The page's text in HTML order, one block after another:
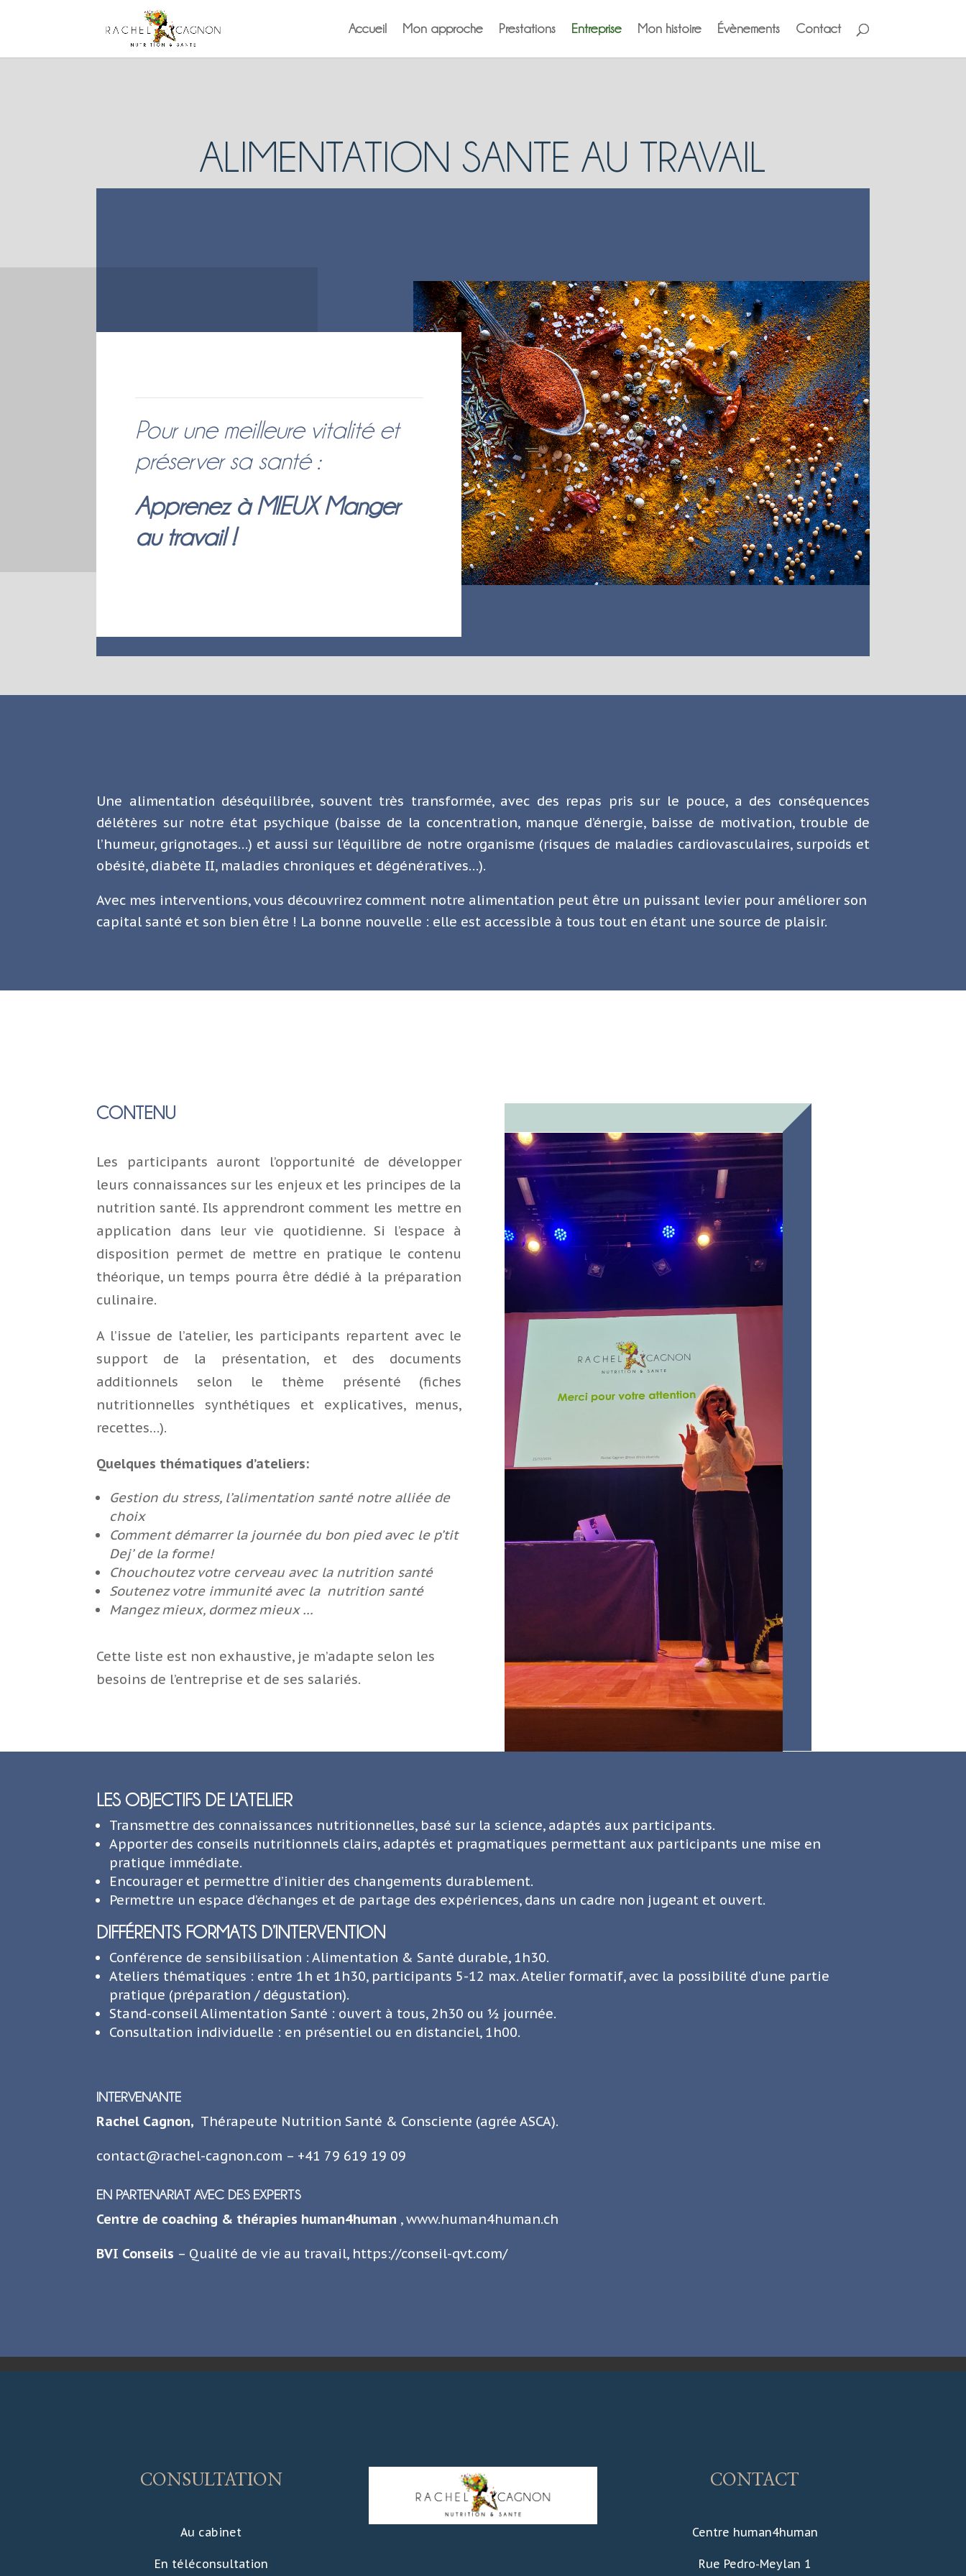
Accueil Mon approche Prestations Entreprise Mon histoire Évènements Contact
ALIMENTATION SANTE AU TRAVAIL
Pour une meilleure vitalité et
préserver sa santé :
Apprenez à MIEUX Manger
au travail !
Une alimentation déséquilibrée, souvent très transformée, avec des repas pris sur le pouce, a des conséquences
délétères sur notre état psychique (baisse de la concentration, manque d’énergie, baisse de motivation, trouble de
l’humeur, grignotages…) et aussi sur l’équilibre de notre organisme (risques de maladies cardiovasculaires, surpoids et
obésité, diabète II, maladies chroniques et dégénératives…).
Avec mes interventions, vous découvrirez comment notre alimentation peut être un puissant levier pour améliorer son
capital santé et son bien être ! La bonne nouvelle : elle est accessible à tous tout en étant une source de plaisir.
CONTENU
Les participants auront l’opportunité de développer
leurs connaissances sur les enjeux et les principes de la
nutrition santé. Ils apprendront comment les mettre en
application dans leur vie quotidienne. Si l’espace à
disposition permet de mettre en pratique le contenu
théorique, un temps pourra être dédié à la préparation
culinaire.
A l’issue de l’atelier, les participants repartent avec le
support de la présentation, et des documents
additionnels selon le thème présenté (fiches
nutritionnelles synthétiques et explicatives, menus,
recettes…).
Quelques thématiques d’ateliers:
Gestion du stress, l’alimentation santé notre alliée de
choix
Comment démarrer la journée du bon pied avec le p’tit
Dej’ de la forme!
Chouchoutez votre cerveau avec la nutrition santé
Soutenez votre immunité avec la nutrition santé
Mangez mieux, dormez mieux …
Cette liste est non exhaustive, je m’adapte selon les
besoins de l’entreprise et de ses salariés.
LES OBJECTIFS DE L’ATELIER
Transmettre des connaissances nutritionnelles, basé sur la science, adaptés aux participants.
Apporter des conseils nutritionnels clairs, adaptés et pragmatiques permettant aux participants une mise en
pratique immédiate.
Encourager et permettre d’initier des changements durablement.
Permettre un espace d’échanges et de partage des expériences, dans un cadre non jugeant et ouvert.
DIFFÉRENTS FORMATS D’INTERVENTION
Conférence de sensibilisation : Alimentation & Santé durable, 1h30.
Ateliers thématiques : entre 1h et 1h30, participants 5-12 max. Atelier formatif, avec la possibilité d’une partie
pratique (préparation / dégustation).
Stand-conseil Alimentation Santé : ouvert à tous, 2h30 ou ½ journée.
Consultation individuelle : en présentiel ou en distanciel, 1h00.
INTERVENANTE
Rachel Cagnon, Thérapeute Nutrition Santé & Consciente (agrée ASCA).
contact@rachel-cagnon.com – +41 79 619 19 09
EN PARTENARIAT AVEC DES EXPERTS
Centre de coaching & thérapies human4human ,www.human4human.ch
BVI Conseils – Qualité de vie au travail, https://conseil-qvt.com/
CONSULTATION
Au cabinet
En téléconsultation
CONTACT
Centre human4human
Rue Pedro-Meylan 1